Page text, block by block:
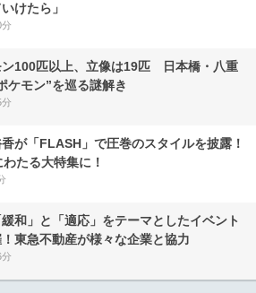
けたら」
ン100匹以上、立像は19匹 日本橋・八重
ケモン”を巡る謎解き
が「FLASH」で圧巻のスタイルを披露！
たる大特集に！
和」と「適応」をテーマとしたイベント
東急不動産が様々な企業と協力